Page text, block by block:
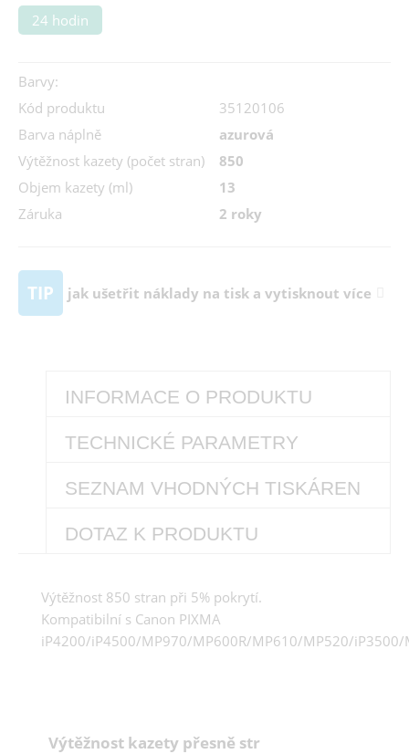
24 hodin
Barvy:
Kód produktu
35120106
Barva náplně
azurová
Výtěžnost kazety (počet stran)
850
Objem kazety (ml)
13
Záruka
2 roky
TIP jak ušetřit náklady na tisk a vytisknout více
INFORMACE O PRODUKTU
TECHNICKÉ PARAMETRY
SEZNAM VHODNÝCH TISKÁREN
DOTAZ K PRODUKTU
Výtěžnost 850 stran při 5% pokrytí.
Kompatibilní s Canon PIXMA
iP4200/iP4500/MP970/MP600R/MP610/MP520/
Výtěžnost kazety přesně str